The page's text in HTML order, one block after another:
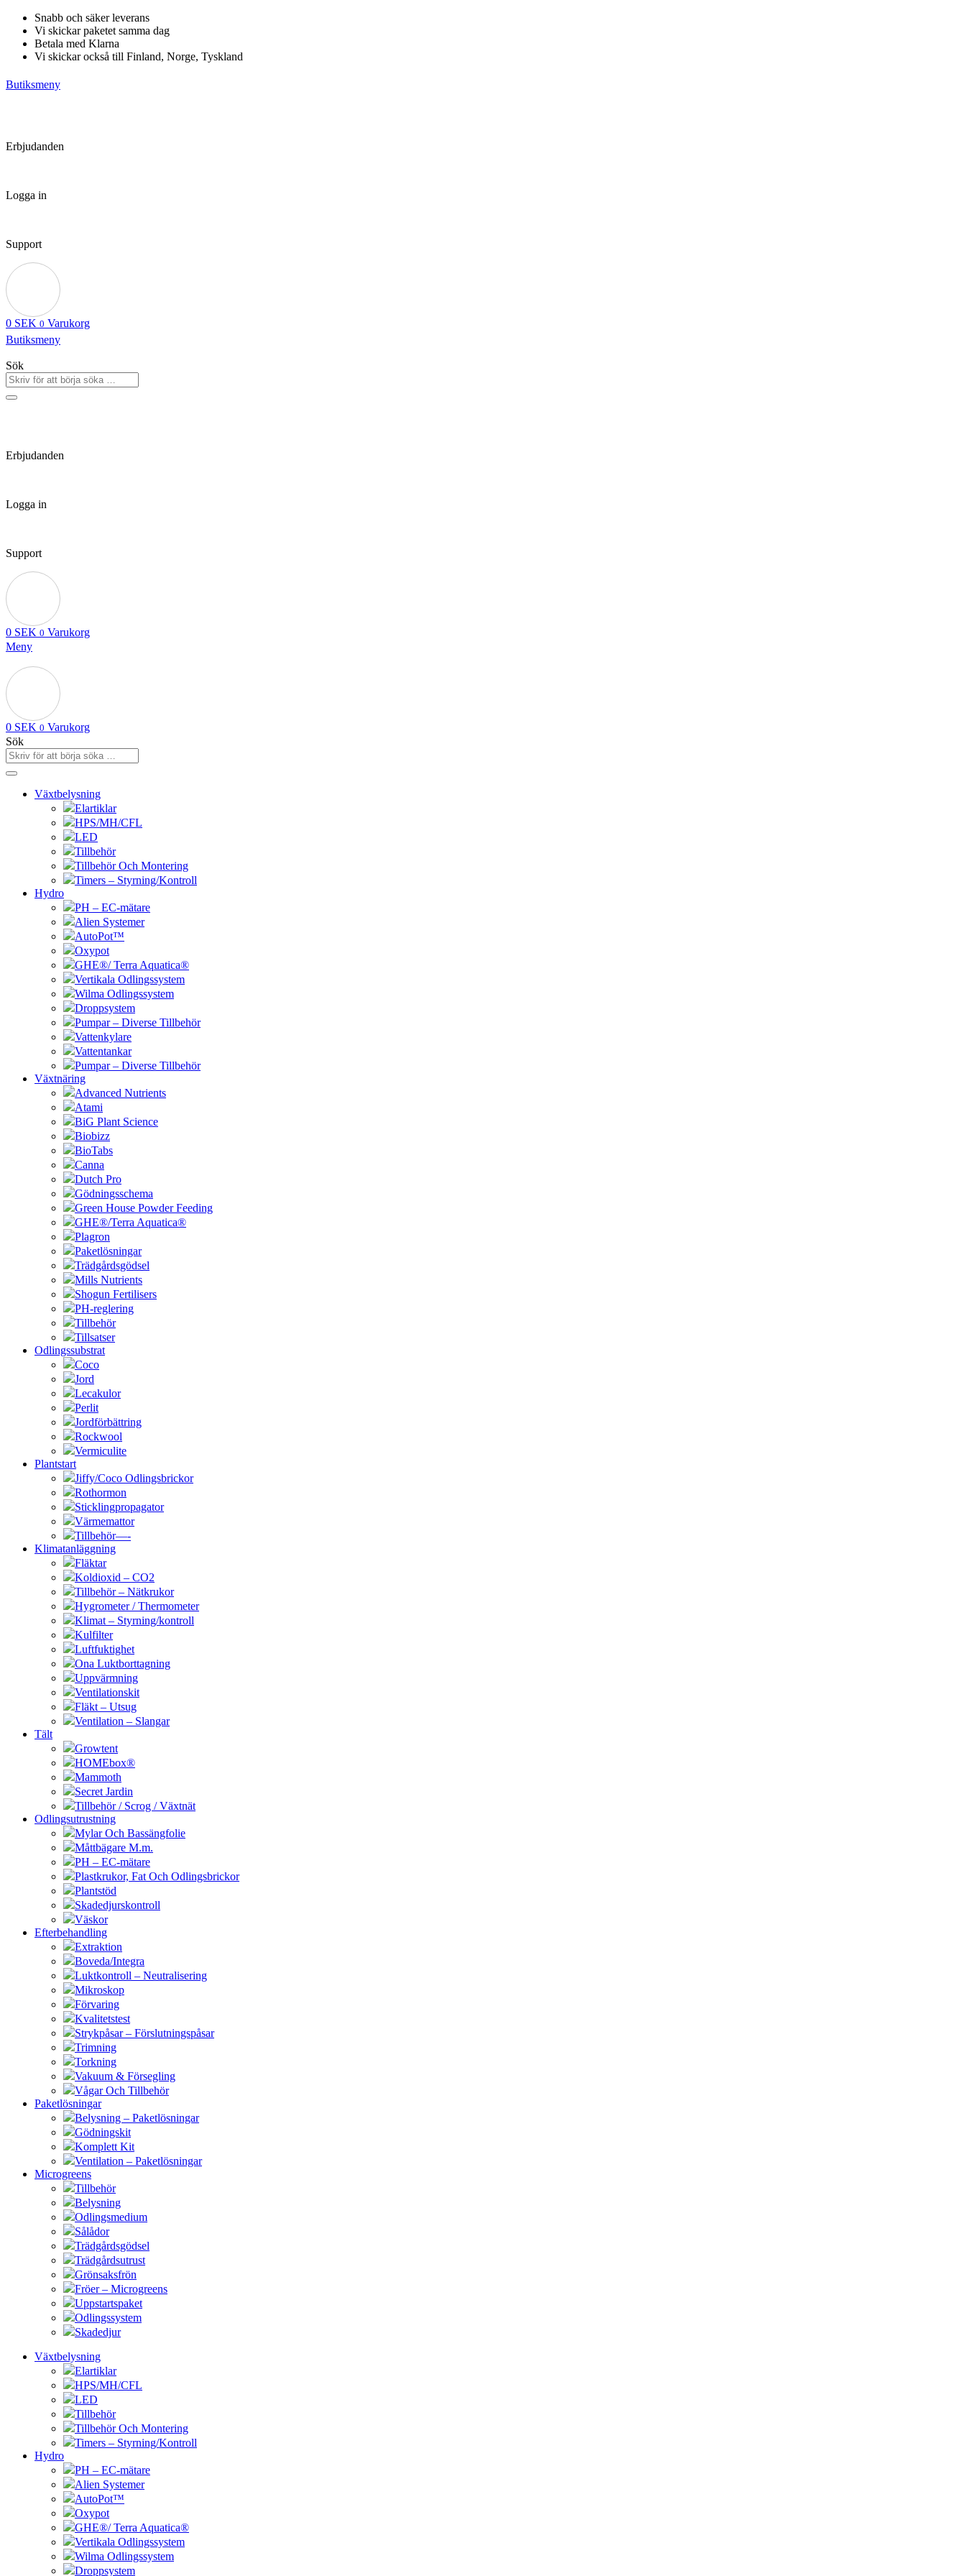
Hoppa
innehåll
Snabb och säker leverans
Vi skickar paketet samma dag
Betala med Klarna
Vi skickar också till Finland, Norge, Tyskland
Butiksmeny
Erbjudanden
Logga in
Support
0 SEK 0 Varukorg
Butiksmeny
Sök
Erbjudanden
Logga in
Support
0 SEK 0 Varukorg
Meny
0 SEK 0 Varukorg
Sök
Växtbelysning
Elartiklar
HPS/MH/CFL
LED
Tillbehör
Tillbehör Och Montering
Timers – Styrning/Kontroll
Hydro
PH – EC-mätare
Alien Systemer
AutoPot™
Oxypot
GHE®/ Terra Aquatica®
Vertikala Odlingssystem
Wilma Odlingssystem
Droppsystem
Pumpar – Diverse Tillbehör
Vattenkylare
Vattentankar
Pumpar – Diverse Tillbehör
Växtnäring
Advanced Nutrients
Atami
BiG Plant Science
Biobizz
BioTabs
Canna
Dutch Pro
Gödningsschema
Green House Powder Feeding
GHE®/Terra Aquatica®
Plagron
Paketlösningar
Trädgårdsgödsel
Mills Nutrients
Shogun Fertilisers
PH-reglering
Tillbehör
Tillsatser
Odlingssubstrat
Coco
Jord
Lecakulor
Perlit
Jordförbättring
Rockwool
Vermiculite
Plantstart
Jiffy/Coco Odlingsbrickor
Rothormon
Sticklingpropagator
Värmemattor
Tillbehör—-
Klimatanläggning
Fläktar
Koldioxid – CO2
Tillbehör – Nätkrukor
Hygrometer / Thermometer
Klimat – Styrning/kontroll
Kulfilter
Luftfuktighet
Ona Luktborttagning
Uppvärmning
Ventilationskit
Fläkt – Utsug
Ventilation – Slangar
Tält
Growtent
HOMEbox®
Mammoth
Secret Jardin
Tillbehör / Scrog / Växtnät
Odlingsutrustning
Mylar Och Bassängfolie
Måttbägare M.m.
PH – EC-mätare
Plastkrukor, Fat Och Odlingsbrickor
Plantstöd
Skadedjurskontroll
Väskor
Efterbehandling
Extraktion
Boveda/Integra
Luktkontroll – Neutralisering
Mikroskop
Förvaring
Kvalitetstest
Strykpåsar – Förslutningspåsar
Trimning
Torkning
Vakuum & Försegling
Vågar Och Tillbehör
Paketlösningar
Belysning – Paketlösningar
Gödningskit
Komplett Kit
Ventilation – Paketlösningar
Microgreens
Tillbehör
Belysning
Odlingsmedium
Sålådor
Trädgårdsgödsel
Trädgårdsutrust
Grönsaksfrön
Fröer – Microgreens
Uppstartspaket
Odlingssystem
Skadedjur
Växtbelysning
Elartiklar
HPS/MH/CFL
LED
Tillbehör
Tillbehör Och Montering
Timers – Styrning/Kontroll
Hydro
PH – EC-mätare
Alien Systemer
AutoPot™
Oxypot
GHE®/ Terra Aquatica®
Vertikala Odlingssystem
Wilma Odlingssystem
Droppsystem